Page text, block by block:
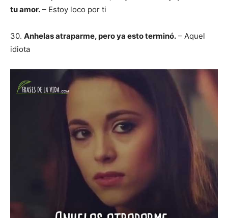
tu amor. – Estoy loco por ti
30. Anhelas atraparme, pero ya esto terminó. – Aquel
idiota